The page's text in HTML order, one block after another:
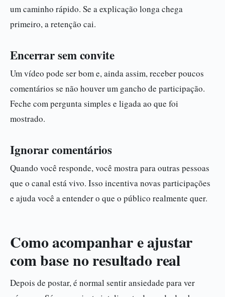
um caminho rápido. Se a explicação longa chega
primeiro, a retenção cai.
Encerrar sem convite
Um vídeo pode ser bom e, ainda assim, receber poucos
comentários se não houver um gancho de participação.
Feche com pergunta simples e ligada ao que foi
mostrado.
Ignorar comentários
Quando você responde, você mostra para outras pessoas
que o canal está vivo. Isso incentiva novas participações
e ajuda você a entender o que o público realmente quer.
Como acompanhar e ajustar
com base no resultado real
Depois de postar, é normal sentir ansiedade para ver